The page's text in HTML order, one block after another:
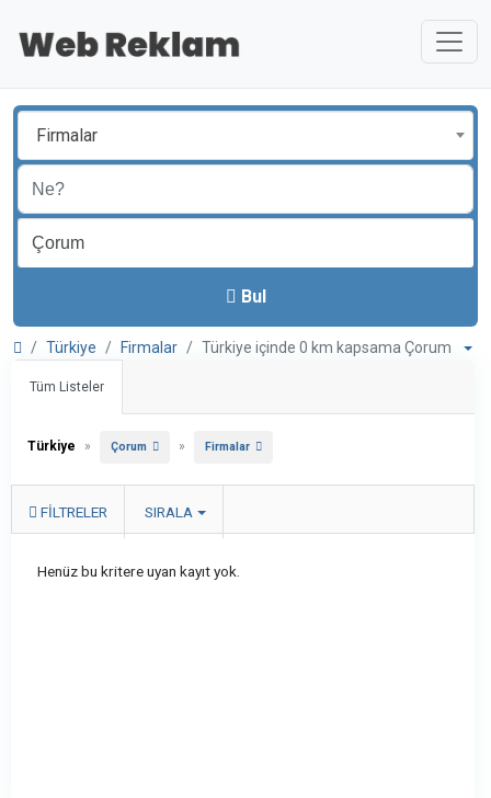
Firmalar
Bul
Türkiye Firmalar Türkiye içinde 0 km kapsama Çorum
Tüm Listeler
Türkiye » Çorum » Firmalar
FILTRELER SIRALA
Henüz bu kritere uyan kayıt yok.